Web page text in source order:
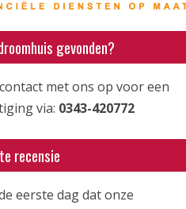
gevonden?
met ons op voor een
via: 0343-420772
recensie
eerste dag dat onze